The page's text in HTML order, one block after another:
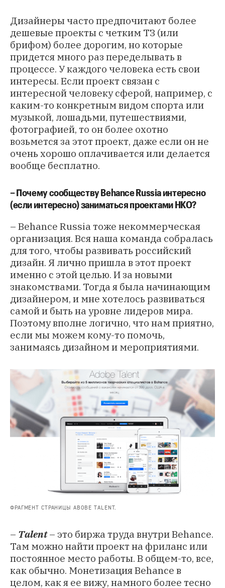
Дизайнеры часто предпочитают более
дешевые проекты с четким ТЗ (или
брифом) более дорогим, но которые
придется много раз переделывать в
процессе. У каждого человека есть свои
интересы. Если проект связан с
интересной человеку сферой, например, с
каким-то конкретным видом спорта или
музыкой, лошадьми, путешествиями,
фотографией, то он более охотно
возьмется за этот проект, даже если он не
очень хорошо оплачивается или делается
вообще бесплатно.
– Почему сообществу Behance Russia интересно
(если интересно) заниматься проектами НКО?
– Behance Russia тоже некоммерческая
организация. Вся наша команда собралась
для того, чтобы развивать российский
дизайн. Я лично пришла в этот проект
именно с этой целью. И за новыми
знакомствами. Тогда я была начинающим
дизайнером, и мне хотелось развиваться
самой и быть на уровне лидеров мира.
Поэтому вполне логично, что нам приятно,
если мы можем кому-то помочь,
занимаясь дизайном и мероприятиями.
ФРАГМЕНТ СТРАНИЦЫ ABOBE TALЕNT.
– Talent– это биржа труда внутри Behance.
Там можно найти проект на фриланс или
постоянное место работы. В общем-то, все,
как обычно. Монетизация Behance в
целом, как я ее вижу, намного более тесно